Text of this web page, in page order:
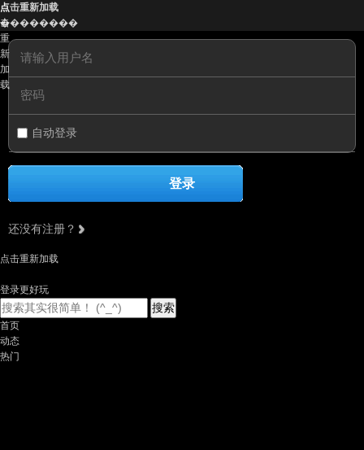
点
击
重
新
加
载
点击重新加载
��������
自动登录
登录
还没有注册？
点击重新加载
登录更好玩
搜索
首页
动态
热门